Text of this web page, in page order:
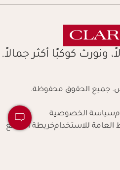
ونورث كوكبًا أكثر جمالاً.
جميع الحقوق محفوظة.
سياسة الخصوصية
العامة للاستخدامخريطة الموقع